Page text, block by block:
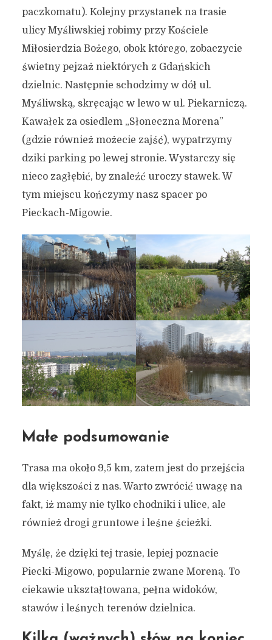
paczkomatu). Kolejny przystanek na trasie
ulicy Myśliwskiej robimy przy Kościele
Miłosierdzia Bożego, obok którego, zobaczycie
świetny pejzaż niektórych z Gdańskich
dzielnic. Następnie schodzimy w dół ul.
Myśliwską, skręcając w lewo w ul. Piekarniczą.
Kawałek za osiedlem „Słoneczna Morena”
(gdzie również możecie zajść), wypatrzymy
dziki parking po lewej stronie. Wystarczy się
nieco zagłębić, by znaleźć uroczy stawek. W
tym miejscu kończymy nasz spacer po
Pieckach-Migowie.
Małe podsumowanie
Trasa ma około 9,5 km, zatem jest do przejścia
dla większości z nas. Warto zwrócić uwagę na
fakt, iż mamy nie tylko chodniki i ulice, ale
również drogi gruntowe i leśne ścieżki.
Myślę, że dzięki tej trasie, lepiej poznacie
Piecki-Migowo, popularnie zwane Moreną. To
ciekawie ukształtowana, pełna widoków,
stawów i leśnych terenów dzielnica.